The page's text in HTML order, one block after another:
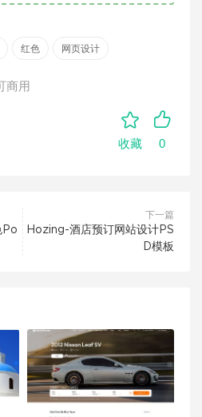
红色 网页设计
商用
收藏 0
Po
下一篇
Hozing-酒店预订网站设计PS
D模板